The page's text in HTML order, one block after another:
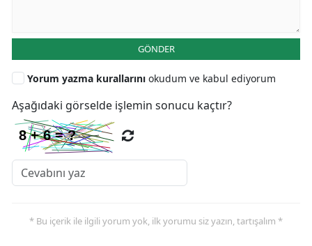
GÖNDER
Yorum yazma kurallarını okudum ve kabul ediyorum
Aşağıdaki görselde işlemin sonucu kaçtır?
* Bu içerik ile ilgili yorum yok, ilk yorumu siz yazın, tartışalım *